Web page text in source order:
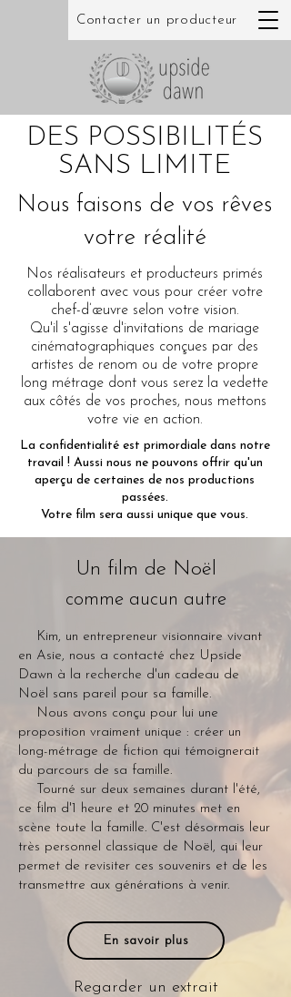
Contacter un producteur
DES POSSIBILITÉS
SANS LIMITE
Nous faisons de vos rêves
votre réalité
Nos réalisateurs et producteurs primés
collaborent avec vous pour créer votre
chef-d’œuvre selon votre vision.
Qu'il s'agisse d'invitations de mariage
cinématographiques conçues par des
artistes de renom ou de votre propre
long métrage dont vous serez la vedette
aux côtés de vos proches, nous mettons
votre vie en action.
La confidentialité est primordiale dans notre
travail ! Aussi nous ne pouvons offrir qu'un
aperçu de certaines de nos productions
passées.
Votre film sera aussi unique que vous.
Un film de Noël
comme aucun autre
Kim, un entrepreneur visionnaire vivant
en Asie, nous a contacté chez Upside
Dawn à la recherche d'un cadeau de
Noël sans pareil pour sa famille.
Nous avons conçu pour lui une
proposition vraiment unique : créer un
long-métrage de fiction qui témoignerait
du parcours de sa famille.
Tourné sur deux semaines durant l'été,
ce film d'1 heure et 20 minutes met en
scène toute la famille. C'est désormais leur
très personnel classique de Noël, qui leur
permet de revisiter ces souvenirs et de les
transmettre aux générations à venir.
En savoir plus
Regarder un extrait